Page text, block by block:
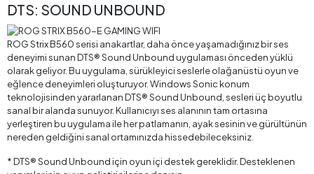
DTS: SOUND UNBOUND
ROG Strix B560 serisi anakartlar, daha önce yaşamadığınız bir ses
deneyimi sunan DTS® Sound Unbound uygulaması önceden yüklü
olarak geliyor. Bu uygulama, sürükleyici seslerle olağanüstü oyun ve
eğlence deneyimleri oluşturuyor. Windows Sonic konum
teknolojisinden yararlanan DTS® Sound Unbound, sesleri üç boyutlu
sanal bir alanda sunuyor. Kullanıcıyı ses alanının tam ortasına
yerleştiren bu uygulama ile her patlamanın, ayak sesinin ve gürültünün
nereden geldiğini sanal ortamınızda hissedebileceksiniz.
* DTS® Sound Unbound için oyun içi destek gereklidir. Desteklenen